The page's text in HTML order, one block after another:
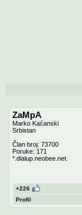
ZaMpA
Marko Kaćanski
Srbistan
Član broj: 73700
Poruke: 171
*.dialup.neobee.net.
+226
Profil